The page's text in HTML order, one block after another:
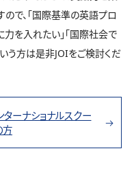
で、「国際基準の英語プロ
を入れたい」「国際社会で
う方は是非JOIをご検討くだ
ーナショナルスクー
方